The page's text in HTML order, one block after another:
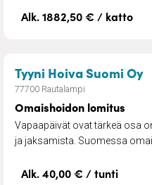
Alk. 1882,50 € / katto
Tyyni Hoiva Suomi Oy
77700 Rautalampi
Omaishoidon lomitus
Vapaapäivät ovat tärkeä osa
ja jaksamista. Suomessa
Alk. 40,00 € / tunti